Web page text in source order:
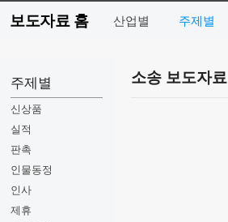
보도자료 홈 산업별 주제별
주제별
신상품
실적
판촉
인물동정
인사
제휴
소송 보도자료